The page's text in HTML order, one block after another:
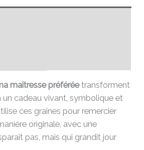
maitresse préféréetransforment
un cadeau vivant, symbolique et
ces graines pour remercier
originale, avec une
pas, mais qui grandit jour